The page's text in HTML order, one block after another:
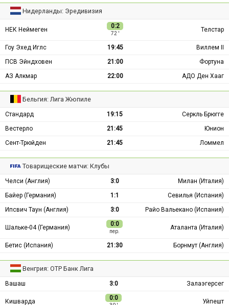
Нидерланды: Эредивизия
НЕК Неймеген 0:2
72 ′
Телстар
Гоу Эхед Иглс 19:45
Виллем II
ПСВ Эйндховен
21:00
Фортуна
АЗ Алкмар
22:00 АДО Ден Хааг
Бельгия: Лига Жюпиле
Стандард 19:15
Серкль Брюгге
Вестерло
21:45
Юнион
Сент-Трюйден
21:45 Ломмел
Товарищеские матчи: Клубы
Челси (Англия) 3:0
Милан (Италия)
Байер (Германия)
1:1
Севилья (Испания)
Ипсвич Таун (Англия)
3:0 Райо Вальекано (Испания)
Шальке-04 (Германия) 0:0
пер.
Аталанта (Италия)
Бетис (Испания) 21:30 Борнмут (Англия)
Венгрия: ОТР Банк Лига
Вашаш 3:0 Залаэгерсег
Кишварда 0:0 Уйпешт